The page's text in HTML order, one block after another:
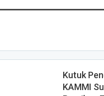
Kutuk
KAMMI